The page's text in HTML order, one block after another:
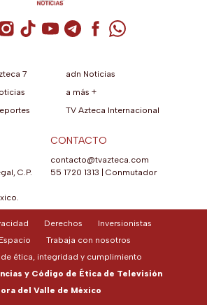
de X / Twitter (se abre en una
Cuenta de Instagram (se abre en una
Cuenta de TikTok (se abre en
Cuenta de YouTube (se abre
Cuenta de Telegram (se
Cuenta de
Cuenta de
7
adn Noticias
a más +
TV Azteca Internacional
C.P.
CONTACTO
contacto@tvazteca.com
55 1720 1313 | Conmutador
Derechos
Inversionistas
Trabaja con nosotros
ética, integridad y cumplimiento
y Código de Ética de Televisión
del Valle de México